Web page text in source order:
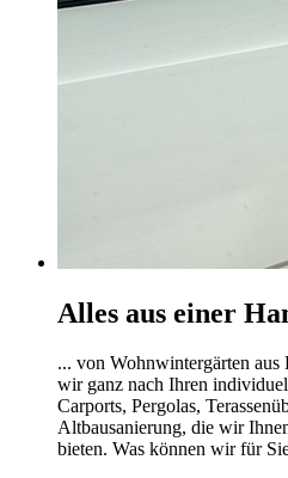
Alles aus einer
... von Wohnwintergärten
wir ganz nach Ihren
Carports, Pergolas,
Altbausanierung, die wir
bieten. Was können wir für